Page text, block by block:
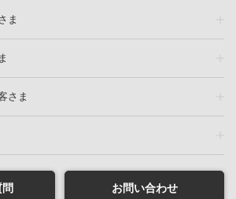
ま
さま
お問い合わせ